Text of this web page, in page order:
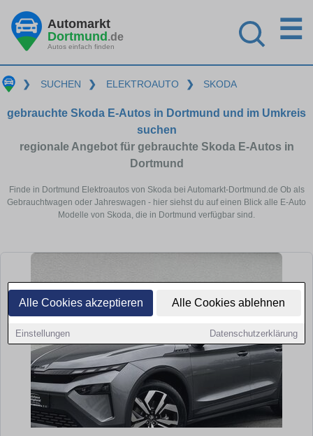
Alle Cookies akzeptieren Alle Cookies ablehnen
Einstellungen Datenschutzerklärung
Automarkt
Dortmund.de
Autos einfach finden
☰
❯ SUCHEN ❯ ELEKTROAUTO ❯ SKODA
gebrauchte Skoda E-Autos in Dortmund und im Umkreis
suchen
regionale Angebot für gebrauchte Skoda E-Autos in
Dortmund
Finde in Dortmund Elektroautos von Skoda bei Automarkt-Dortmund.de Ob als
Gebrauchtwagen oder Jahreswagen - hier siehst du auf einen Blick alle E-Auto
Modelle von Skoda, die in Dortmund verfügbar sind.